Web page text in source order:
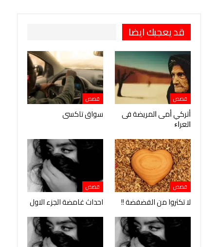
قد يعجبك ايضا
قصص
ﺃﺗﺮﻛﻲ ﺃﻣﻰ ﺍﻟﻤﺮﻳﻀﺔ ﻓﻰ
ﺍﻟﻌﺮﺍﺀ
قصص
سواق تاكسى
قصص
لا تكثروا من الفضفضة !!
قصص
احداث غامضة الجزء الاول